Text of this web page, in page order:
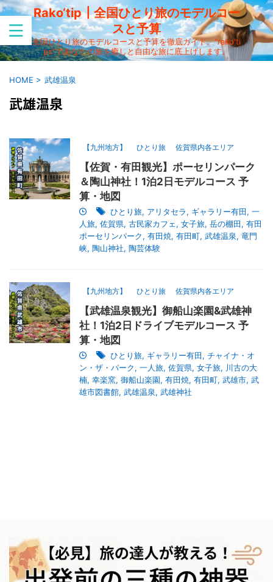
Rako‘tip┃全国ひとり旅のモデルコー
スと予算
全国ひとり旅のモデルコースと予算を徹底ガイド。"rako'ti
ps"であなたの旅を癒しと自由な旅に底上げします。
HOME > 武雄温泉
武雄温泉
【九州地方】 ひとり旅 佐賀県内各エリア
【佐賀・有田観光】ポーセリンパーク
＆陶山神社！1泊2日モデルコース 予
算・地図
ひとり旅, アリタセラ, ギャラリー有田, 一
人旅, 佐賀県, 古民家カフェ, 女子旅, 岳の棚田, 有田
ポーセリンパーク, 有田焼, 有田町, 武雄温泉, 竜門
峡, 陶山神社, 陶芸体験
【九州地方】 ひとり旅 佐賀県内各エリア
【武雄温泉観光】御船山楽園&武雄神
社！1泊2日ドライブモデルコース 予
算・地図
ひとり旅, ギャラリー有田, チャイナ・オ
ン・ザ・パーク, 一人旅, 佐賀県, 女子旅, 川古の大
楠, 幸楽窯, 御船山楽園, 有田焼, 有田町, 武雄市, 武
雄市図書館, 武雄温泉, 武雄神社